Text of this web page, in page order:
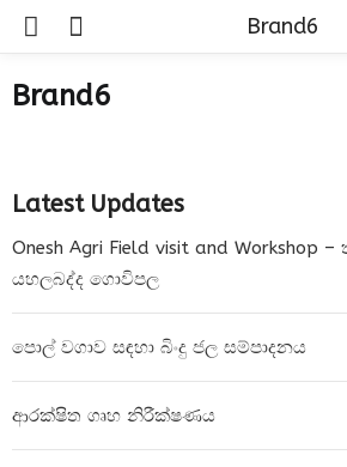
Brand6
Brand6
Latest Updates
Onesh Agri Field visit and
යහලබද්ද ගොවිපල
පොල් වගාව සඳහා බිංදු ජල සම්පාදනය
ආරක්ෂිත ගෘහ නිරීක්ෂණය